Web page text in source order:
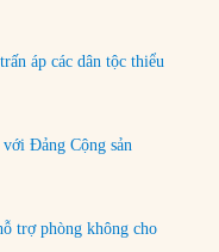
áp các dân tộc thiểu
Đảng Cộng sản
trợ phòng không cho